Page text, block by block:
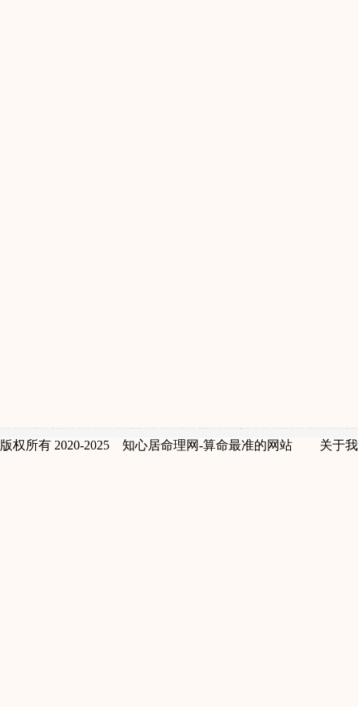
版权所有 2020-2025 知心居命理网-算命最准的网站 关于